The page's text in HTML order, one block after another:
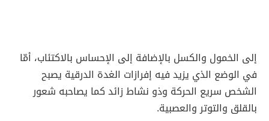
إلى الخمول والكسل بالإضافة إلى الإحساس بالاكتئاب، أمّا
في الوضع الذي يزيد فيه إفرازات الغدة الدرقية يصبح
الشخص سريع الحركة وذو نشاط زائد كما يصاحبه شعور
بالقلق والتوتر والعصبية.